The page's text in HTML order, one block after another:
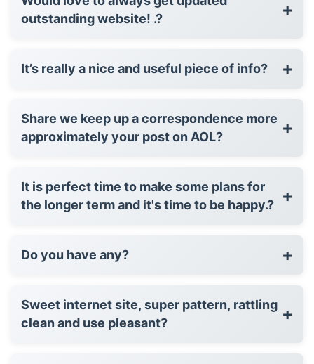
outstanding website! .?
+
It’s really a nice and useful piece of info? +
Share we keep up a correspondence more
approximately your post on AOL?
+
It is perfect time to make some plans for
the longer term and it's time to be happy.?
+
Do you have any? +
Sweet internet site, super pattern, rattling
clean and use pleasant?
+